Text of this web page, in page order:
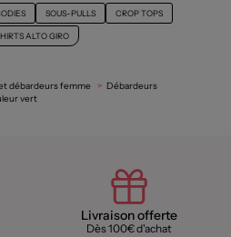
SOUS-PULLS CROP TOPS
ALTO GIRO
débardeurs femme
Débardeurs
vert
Livraison offerte
Dès 100€ d'achat